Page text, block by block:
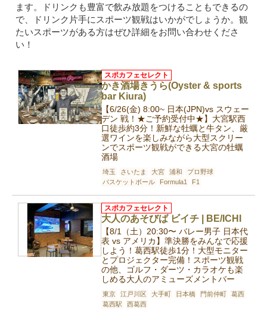
ます。ドリンクも豊富で飲み放題をつけることもできるの
で、ドリンク片手にスポーツ観戦はいかがでしょうか。観
たいスポーツがある方はぜひ詳細をお問い合わせくださ
い！
かき酒場きうら(Oyster & sports
bar Kiura)
スポカフェセレクト
【6/26(金) 8:00~ 日本(JPN)vs スウェー
デン 戦！★ご予約受付中★】大宮駅西
口徒歩約3分！新鮮な牡蠣と牛タン、厳
選ワインを楽しみながら大型スクリー
ンでスポーツ観戦ができる大宮の牡蠣
酒場
埼玉 さいたま 大宮 浦和
プロ野球
バスケットボール
Formula1 F1
大人のあそびば ビイチ | BE/ICHI
スポカフェセレクト
【8/1（土）20:30〜 バレー男子 日本代
表 vs アメリカ】準決勝をみんなで応援
しよう！葛西駅徒歩1分！大型モニター
とプロジェクター完備！スポーツ観戦
の他、ゴルフ・ダーツ・カラオケも楽
しめる大人のアミューズメントバー
東京 江戸川区 大手町 日本橋 門前仲町
葛西
葛西駅
西葛西